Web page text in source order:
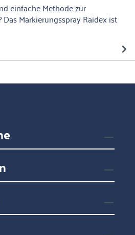
einfache Methode zur
Markierungsspray Raidex ist